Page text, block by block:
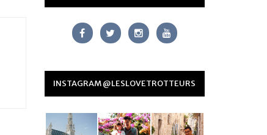
INSTAGRAM @LESLOVETROTTEURS